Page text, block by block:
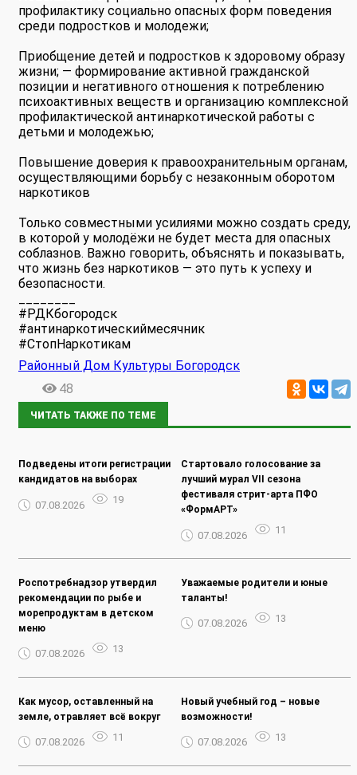
профилактику социально опасных форм поведения
среди подростков и молодежи;
Приобщение детей и подростков к здоровому образу
жизни; — формирование активной гражданской
позиции и негативного отношения к потреблению
психоактивных веществ и организацию комплексной
профилактической антинаркотической работы с
детьми и молодежью;
Повышение доверия к правоохранительным органам,
осуществляющими борьбу с незаконным оборотом
наркотиков
Только совместными усилиями можно создать среду,
в которой у молодёжи не будет места для опасных
соблазнов. Важно говорить, объяснять и показывать,
что жизнь без наркотиков — это путь к успеху и
безопасности.
#РДКбогородск
#антинаркотическиймесячник
#СтопНаркотикам
Районный Дом Культуры Богородск
48
ЧИТАТЬ ТАКЖЕ ПО ТЕМЕ
Подведены итоги регистрации
кандидатов на выборах
07.08.2026 19
Стартовало голосование за
лучший мурал VII сезона
фестиваля стрит-арта ПФО
«ФормАРТ»
07.08.2026 11
Роспотребнадзор утвердил
рекомендации по рыбе и
морепродуктам в детском
меню
07.08.2026 13
Уважаемые родители и юные
таланты!
07.08.2026 13
Как мусор, оставленный на
земле, отравляет всё вокруг
07.08.2026 11
Новый учебный год – новые
возможности!
07.08.2026 13